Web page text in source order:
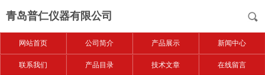
青岛普仁仪器有限公司
网站首页 公司简介 产品展示 新闻中心
联系我们 产品目录 技术文章 在线留言